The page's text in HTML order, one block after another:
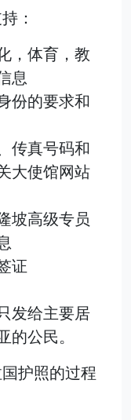
：
，体育，教
息
份的要求和
传真号码和
大使馆网站
坡高级专员
证
发给主要居
公民。
护照的过程